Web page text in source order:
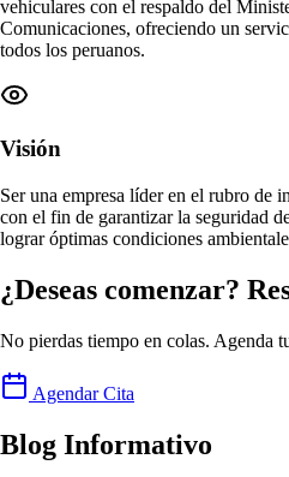
vehiculares con el respaldo del
Comunicaciones, ofreciendo un
todos los peruanos.
Visión
Ser una empresa líder en el rubro de
con el fin de garantizar la seguridad
lograróptimas condiciones
¿Deseas comenzar?
No pierdas tiempo en colas. Agenda
Agendar Cita
Blog Informativo